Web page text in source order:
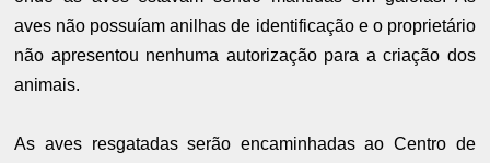
aves não possuíam anilhas de identificação e o proprietário
não apresentou nenhuma autorização para a criação dos
animais.
As aves resgatadas serão encaminhadas ao Centro de